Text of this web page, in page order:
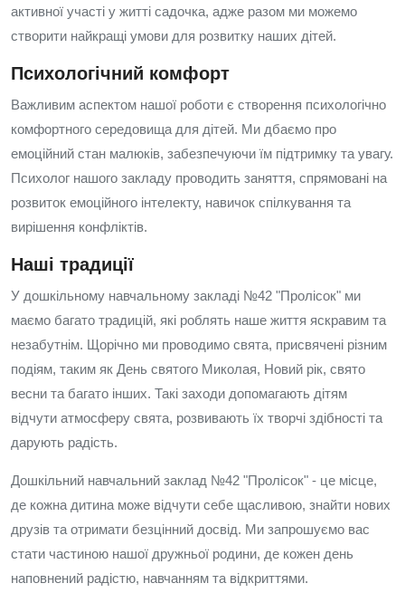
активної участі у житті садочка, адже разом ми можемо
створити найкращі умови для розвитку наших дітей.
Психологічний комфорт
Важливим аспектом нашої роботи є створення психологічно
комфортного середовища для дітей. Ми дбаємо про
емоційний стан малюків, забезпечуючи їм підтримку та увагу.
Психолог нашого закладу проводить заняття, спрямовані на
розвиток емоційного інтелекту, навичок спілкування та
вирішення конфліктів.
Наші традиції
У дошкільному навчальному закладі №42 "Пролісок" ми
маємо багато традицій, які роблять наше життя яскравим та
незабутнім. Щорічно ми проводимо свята, присвячені різним
подіям, таким як День святого Миколая, Новий рік, свято
весни та багато інших. Такі заходи допомагають дітям
відчути атмосферу свята, розвивають їх творчі здібності та
дарують радість.
Дошкільний навчальний заклад №42 "Пролісок" - це місце,
де кожна дитина може відчути себе щасливою, знайти нових
друзів та отримати безцінний досвід. Ми запрошуємо вас
стати частиною нашої дружньої родини, де кожен день
наповнений радістю, навчанням та відкриттями.